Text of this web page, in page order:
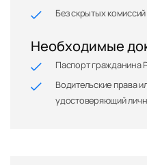
Без скрытых
Необходимые
Паспорт гражданина
Водительские права
удостоверяющий